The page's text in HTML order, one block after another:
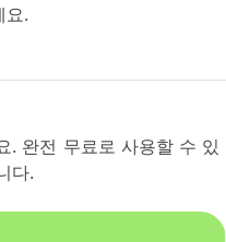
요.
. 완전 무료로 사용할 수 있
다.